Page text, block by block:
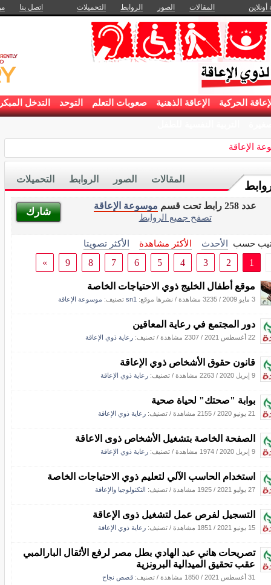
أونلاين المقالات الصور الروابط التحميلات اتصل بنا
الحركية الإعاقة الذهنية صعوبات التعلم التوحد التدخل
الإعاقة
التحميلات الروابط الصور المقالات
شارك
عدد 258 رابط تحت قسم
موسوعة الإعاقة
تصفح جميع الروابط
حسب الأحدث الأكثر مشاهدة
الأكثر تصويتا
1
2
3
4
5
6
7
8
9
»
موقع أطفال الخليج ذوي الاحتياجات الخاصة
3 مايو 2009 / 3235 مشاهدة / نشرها موقع: sn1 تصنيف: موسوعة الإعاقة
دور المجتمع في رعاية المعاقين
22 أغسطس 2021 / 2307 مشاهدة / تصنيف: رعاية ذوي الإعاقة
قانون حقوق الأشخاص ذوي الإعاقة
9 إبريل 2020 / 2263 مشاهدة / تصنيف: رعاية ذوي الإعاقة
بوابة "صحتك" لحياة صحية
21 يونيو 2020 / 2155 مشاهدة / تصنيف: رعاية ذوي الإعاقة
الصفحة الخاصة بتشغيل الأشخاص ذوى الاعاقة
9 إبريل 2020 / 1974 مشاهدة / تصنيف: رعاية ذوي الإعاقة
استخدام الحاسب الآلي لتعليم ذوي الاحتياجات الخاصة
27 يوليو 2021 / 1925 مشاهدة / تصنيف: التكنولوجيا والإعاقة
التسجيل لفرص عمل لتشغيل ذوى الإعاقة
15 يونيو 2021 / 1851 مشاهدة / تصنيف: رعاية ذوي الإعاقة
تصريحات هاني عبد الهادي بطل مصر لرفع الأثقال البارالمبي
عقب تحقيق الميدالية البرونزية
31 أغسطس 2021 / 1850 مشاهدة / تصنيف: قصص نجاح